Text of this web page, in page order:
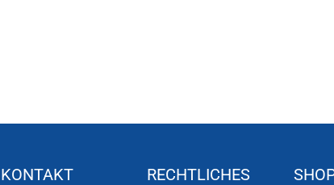
KONTAKT RECHTLICHES